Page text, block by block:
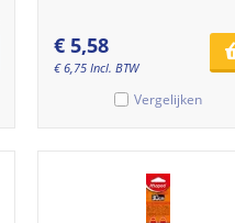
€ 5,58
€6,75 Incl. BTW
Vergelijken